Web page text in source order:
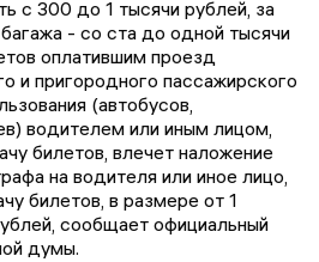
с 300 до 1 тысячи рублей, за
- со ста до одной тысячи
оплатившим проезд
и пригородного пассажирского
(автобусов,
водителем или иным лицом,
билетов, влечет наложение
на водителя или иное лицо,
билетов, в размере от 1
сообщает официальный
думы.